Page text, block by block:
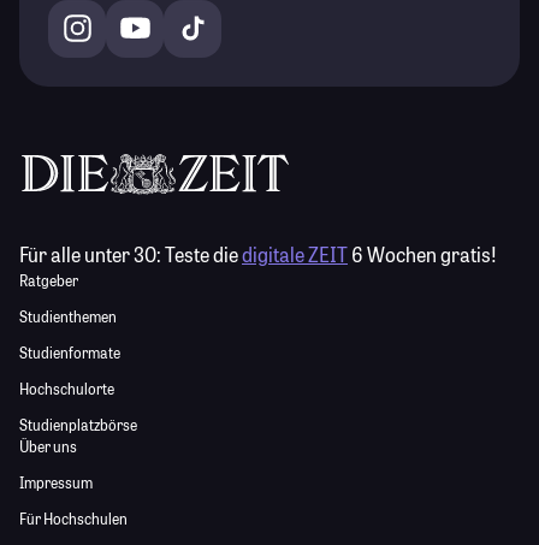
Für alle unter 30:Teste diedigitale ZEIT6 Wochen gratis!
Ratgeber
Studienthemen
Studienformate
Hochschulorte
Studienplatzbörse
Über uns
Impressum
Für Hochschulen